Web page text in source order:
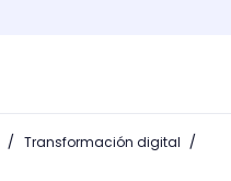
/ Transformación digital /